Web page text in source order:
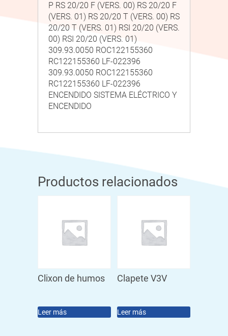
P RS 20/20 F (VERS. 00) RS 20/20 F
(VERS. 01) RS 20/20 T (VERS. 00) RS
20/20 T (VERS. 01) RSI 20/20 (VERS.
00) RSI 20/20 (VERS. 01)
309.93.0050 ROC122155360
RC122155360 LF-022396
309.93.0050 ROC122155360
RC122155360 LF-022396
ENCENDIDO SISTEMA ELÉCTRICO Y
ENCENDIDO
Productos relacionados
Clixon de humos
Leer más
Clapete V3V
Leer más